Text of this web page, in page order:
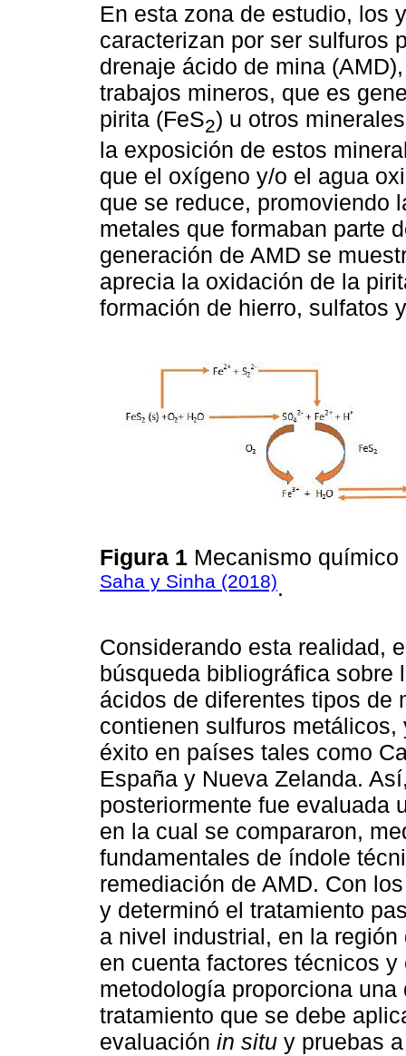
En esta zona de estudio, los
caracterizan por ser sulfuros
drenaje ácido de mina
trabajos mineros, que es
pirita (FeS2) u otros
la exposición de estos
que el oxígeno y/o el agua
que se reduce, promoviendo
metales que formaban parte
generación de AMD se
aprecia la oxidación de la
formación de hierro, sulfatos
Figura 1 Mecanismo
Saha y Sinha (2018).
Considerando esta realidad,
búsqueda bibliográfica sobre
ácidos de diferentes tipos de
contienen sulfuros
éxito en países tales como
España y Nueva Zelanda.
posteriormente fue evaluada
en la cual se compararon,
fundamentales de índole
remediación de AMD. Con
y determinó el tratamiento
a nivel industrial, en la
en cuenta factores técnicos
metodología proporciona
tratamiento que se debe
evaluación in situ y pruebas